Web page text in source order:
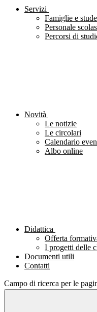
Servizi
Famiglie e
Personale
Percorsi di
Novità
Le notizie
Le circolari
Calendario
Albo online
Didattica
Offerta
I progetti delle
Documenti utili
Contatti
Campo di ricerca per le